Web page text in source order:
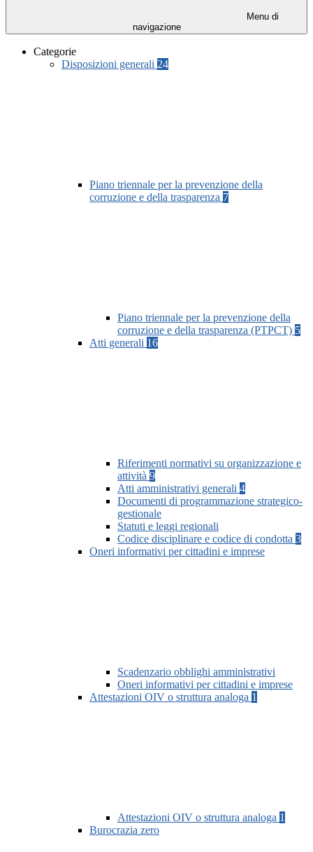
Menu di
navigazione
Categorie
Disposizioni generali 24
Piano triennale per la prevenzione della
corruzione e della trasparenza 7
Piano triennale per la prevenzione della
corruzione e della trasparenza (PTPCT) 5
Atti generali 16
Riferimenti normativi su organizzazione e
attività 9
Atti amministrativi generali 4
Documenti di programmazione strategico-
gestionale
Statuti e leggi regionali
Codice disciplinare e codice di condotta 3
Oneri informativi per cittadini e imprese
Scadenzario obblighi amministrativi
Oneri informativi per cittadini e imprese
Attestazioni OIV o struttura analoga 1
Attestazioni OIV o struttura analoga 1
Burocrazia zero